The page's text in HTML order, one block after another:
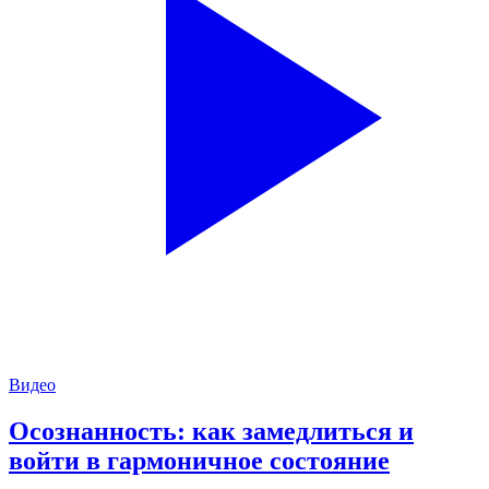
Видео
Осознанность: как замедлиться и
войти в гармоничное состояние